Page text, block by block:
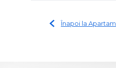
Înapoi la